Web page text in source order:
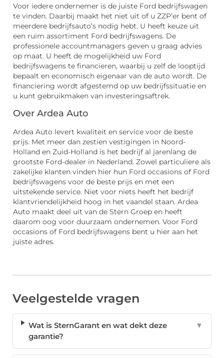
Voor iedere ondernemer is de juiste Ford bedrijfswagen
te vinden. Daarbij maakt het niet uit of u ZZP’er bent of
meerdere bedrijfsauto’s nodig hebt. U heeft keuze uit
een ruim assortiment Ford bedrijfswagens. De
professionele accountmanagers geven u graag advies
op maat. U heeft de mogelijkheid uw Ford
bedrijfswagens te financieren, waarbij u zelf de looptijd
bepaalt en economisch eigenaar van de auto wordt. De
financiering wordt afgestemd op uw bedrijfssituatie en
u kunt gebruikmaken van investeringsaftrek.
Over Ardea Auto
Ardea Auto levert kwaliteit en service voor de beste
prijs. Met meer dan zestien vestigingen in Noord-
Holland en Zuid-Holland is het bedrijf al jarenlang de
grootste Ford-dealer in Nederland. Zowel particuliere als
zakelijke klanten vinden hier hun Ford occasions of Ford
bedrijfswagens voor de beste prijs en met een
uitstekende service. Niet voor niets heeft het bedrijf
klantvriendelijkheid hoog in het vaandel staan. Ardea
Auto maakt deel uit van de Stern Groep en heeft
daarom oog voor duurzaam ondernemen. Voor Ford
occasions of Ford bedrijfswagens bent u hier aan het
juiste adres.
Veelgestelde vragen
Wat is SternGarant en wat dekt deze
garantie?
▼